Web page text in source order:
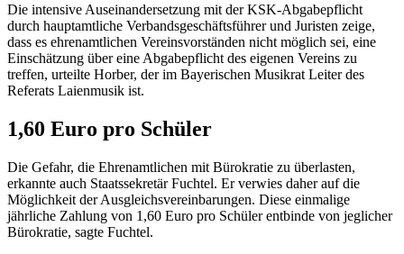
Die intensive Auseinandersetzung mit der KSK-Abgabepflicht
durch hauptamtliche Verbandsgeschäftsführer und Juristen zeige,
dass es ehrenamtlichen Vereinsvorständen nicht möglich sei, eine
Einschätzung über eine Abgabepflicht des eigenen Vereins zu
treffen, urteilte Horber, der im Bayerischen Musikrat Leiter des
Referats Laienmusik ist.
1,60 Euro pro Schüler
Die Gefahr, die Ehrenamtlichen mit Bürokratie zu überlasten,
erkannte auch Staatssekretär Fuchtel. Er verwies daher auf die
Möglichkeit der Ausgleichsvereinbarungen. Diese einmalige
jährliche Zahlung von 1,60 Euro pro Schüler entbinde von jeglicher
Bürokratie, sagte Fuchtel.